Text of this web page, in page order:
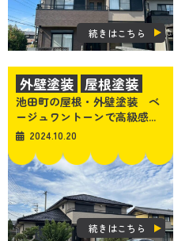
続きはこちら
池田町の屋根・外壁塗装 ベ
ージュワントーンで高級感...
2024.10.20
続きはこちら
外壁塗装 屋根塗装